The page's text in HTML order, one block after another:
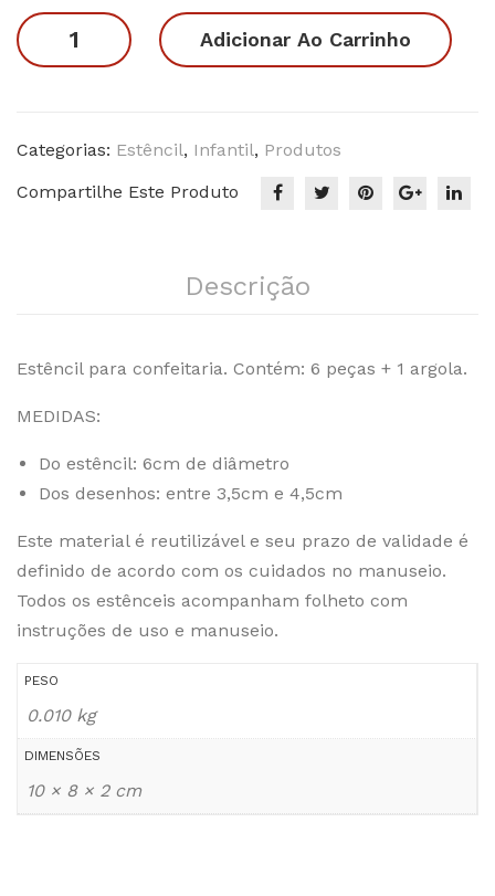
ral
Estêncil
-
da
quantidade
Adicionar Ao Carrinho
Categorias: Estêncil, Infantil, Produtos
Compartilhe Este Produto
Descrição
Estêncil para confeitaria. Contém: 6 peças + 1 argola.
MEDIDAS:
Do estêncil: 6cm de diâmetro
Dos desenhos: entre 3,5cm e 4,5cm
Este material é reutilizável e seu prazo de validade é
definido de acordo com os cuidados no manuseio.
Todos os estênceis acompanham folheto com
instruções de uso e manuseio.
PESO
0.010 kg
DIMENSÕES
10 × 8 × 2 cm